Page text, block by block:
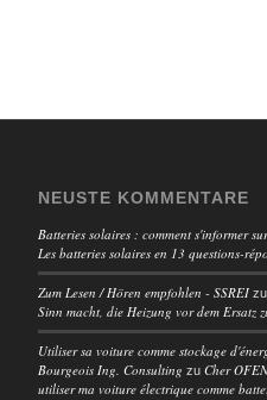
NEUSTE KOMMENTARE
Batteries solaires : comment s'informer
Les batteries solaires en 13 questions-
Zum Lesen / Hören empfohlen - SSREI zu
Sinn macht, die Heizung vor dem Ersatz
Utiliser sa voiture comme stockage
Bourgeois Ing. Consulting zuCher
utiliser ma voiture électrique comme